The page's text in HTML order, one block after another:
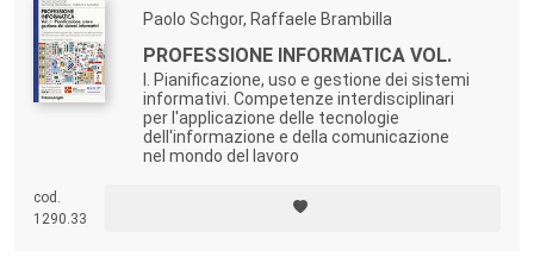
Paolo Schgor, Raffaele Brambilla
PROFESSIONE INFORMATICA VOL.
I. Pianificazione, uso e gestione dei sistemi
informativi. Competenze interdisciplinari
per l'applicazione delle tecnologie
dell'informazione e della comunicazione
nel mondo del lavoro
cod.
1290.33